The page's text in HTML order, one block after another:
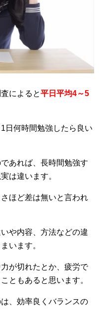
によると平日平均4～5
日何時間勉強したら良い
あれば、長時間勉強す
は違います。
ほど差は無いと言われ
や内容、方法などの違
います。
が切れたとか、疲労で
ともあると思います。
、効率良くバランスの